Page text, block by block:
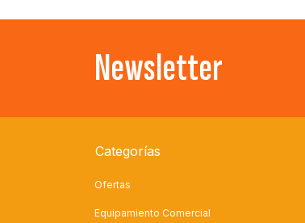
Newsletter
Categorías
Ofertas
Equipamiento Comercial